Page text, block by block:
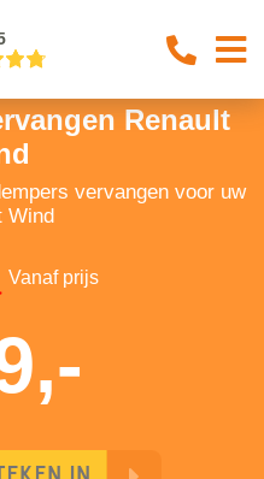
Renault
vervangen voor uw
Wind
Vanaf prijs